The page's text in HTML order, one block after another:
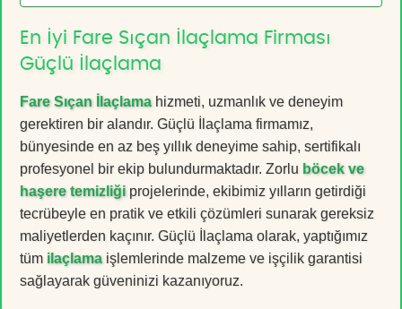
En İyi Fare Sıçan İlaçlama Firması
Güçlü İlaçlama
Fare Sıçan İlaçlamahizmeti, uzmanlık ve deneyim
gerektiren bir alandır. Güçlü İlaçlama firmamız,
bünyesinde en az beş yıllık deneyime sahip, sertifikalı
profesyonel bir ekip bulundurmaktadır. Zorlu böcek ve
haşere temizliği projelerinde, ekibimiz yılların getirdiği
tecrübeyle en pratik ve etkili çözümleri sunarak gereksiz
maliyetlerden kaçınır. Güçlü İlaçlama olarak, yaptığımız
tüm ilaçlamaişlemlerinde malzeme ve işçilik garantisi
sağlayarak güveninizi kazanıyoruz.